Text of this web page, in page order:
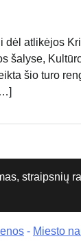
dėl atlikėjos
šalyse,
šio turo
straipsnių
- Miesto